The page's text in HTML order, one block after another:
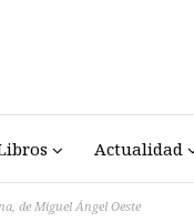
Actualidad
de Miguel Ángel Oeste